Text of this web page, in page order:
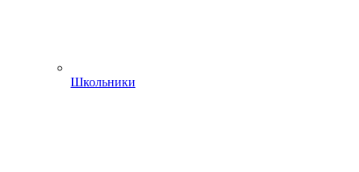
Школьники